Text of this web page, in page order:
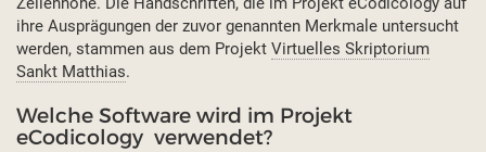
ihre Ausprägungen der zuvor genannten Merkmale untersucht
werden, stammen aus dem Projekt Virtuelles Skriptorium
Sankt Matthias.
Welche Software wird im Projekt
eCodicology verwendet?